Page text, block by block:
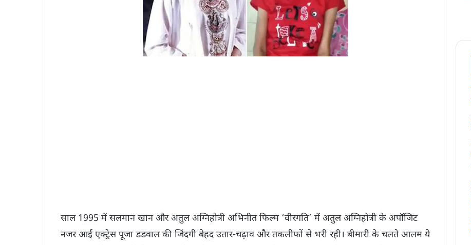
साल 1995 में सलमान खान और अतुल अग्निहोत्री अभिनीत फिल्म ‘वीरगति’ में अ​तुल अग्निहोत्री के अपॉजिट
नजर आईं एक्ट्रेस पूजा डडवाल की जिंदगी बेहद उतार-चढ़ाव और तकलीफों से भरी रही। बीमारी के चलते आलम ये